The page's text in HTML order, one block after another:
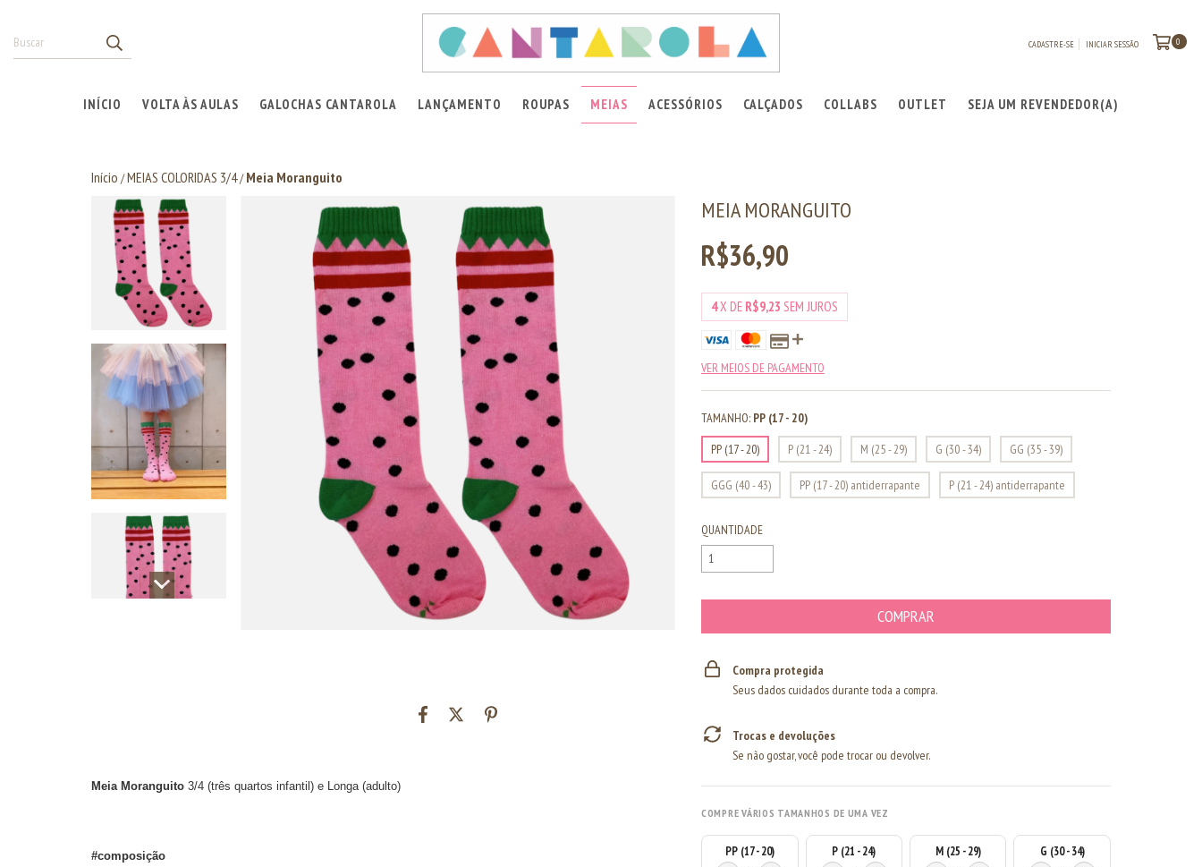
CADASTRE-SE INICIAR SESSÃO 0
INÍCIO VOLTA ÀS AULAS GALOCHAS CANTAROLA LANÇAMENTO ROUPAS MEIAS ACESSÓRIOS CALÇADOS COLLABS OUTLET SEJA UM REVENDEDOR(A)
Início /MEIAS COLORIDAS 3/4/ Meia Moranguito
Meia Moranguito 3/4 (três quartos infantil) e Longa (adulto)
#composição
MEIA MORANGUITO
R$36,90
4X DE R$9,23 SEM JUROS
VER MEIOS DE PAGAMENTO
TAMANHO: PP (17 - 20)
PP (17 - 20)
P (21 - 24) M (25 - 29) G (30 - 34) GG (35 - 39)
GGG (40 - 43) PP (17 - 20) antiderrapante P (21 - 24) antiderrapante
QUANTIDADE
Compra protegida
Seus dados cuidados durante toda a compra.
Trocas e devoluções
Se não gostar, você pode trocar ou devolver.
COMPRE VÁRIOS TAMANHOS DE UMA VEZ
PP (17 - 20) P (21 - 24) M (25 - 29) G (30 - 34)